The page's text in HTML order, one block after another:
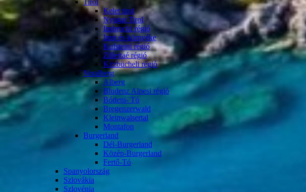
Tirol
Kelet tirol
Nyugat Tirol
Insbrucki régió
Imst és környéke
Kufsteini régió
Zillertaé régió
Kitzbücheli régió
Voralberg
Alberg
Bludenz Alpesi régió
Bódeni- Tó
Bregenzerwald
Kleinwalsertal
Montafon
Burgerland
Dél-Burgerland
Közép-Burgerland
Fertő-Tó
Spanyolország
Szlovákia
Szlovénia